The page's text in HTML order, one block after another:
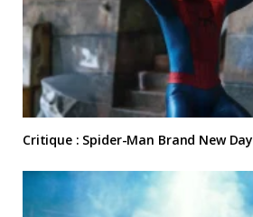
Critique : Spider-Man Brand New Day